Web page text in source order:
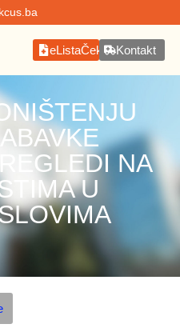
eListaČekanjaKontakt
NA
U